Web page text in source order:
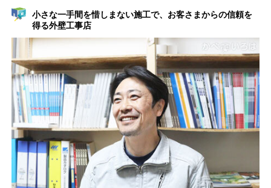
小さな一手間を惜しまない施工で、お客さまからの信頼を
得る外壁工事店